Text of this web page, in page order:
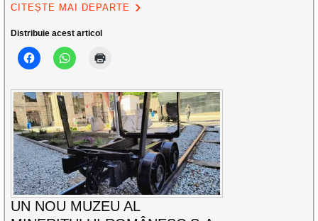
CITEȘTE MAI DEPARTE
Distribuie acest articol
UN NOU MUZEU AL